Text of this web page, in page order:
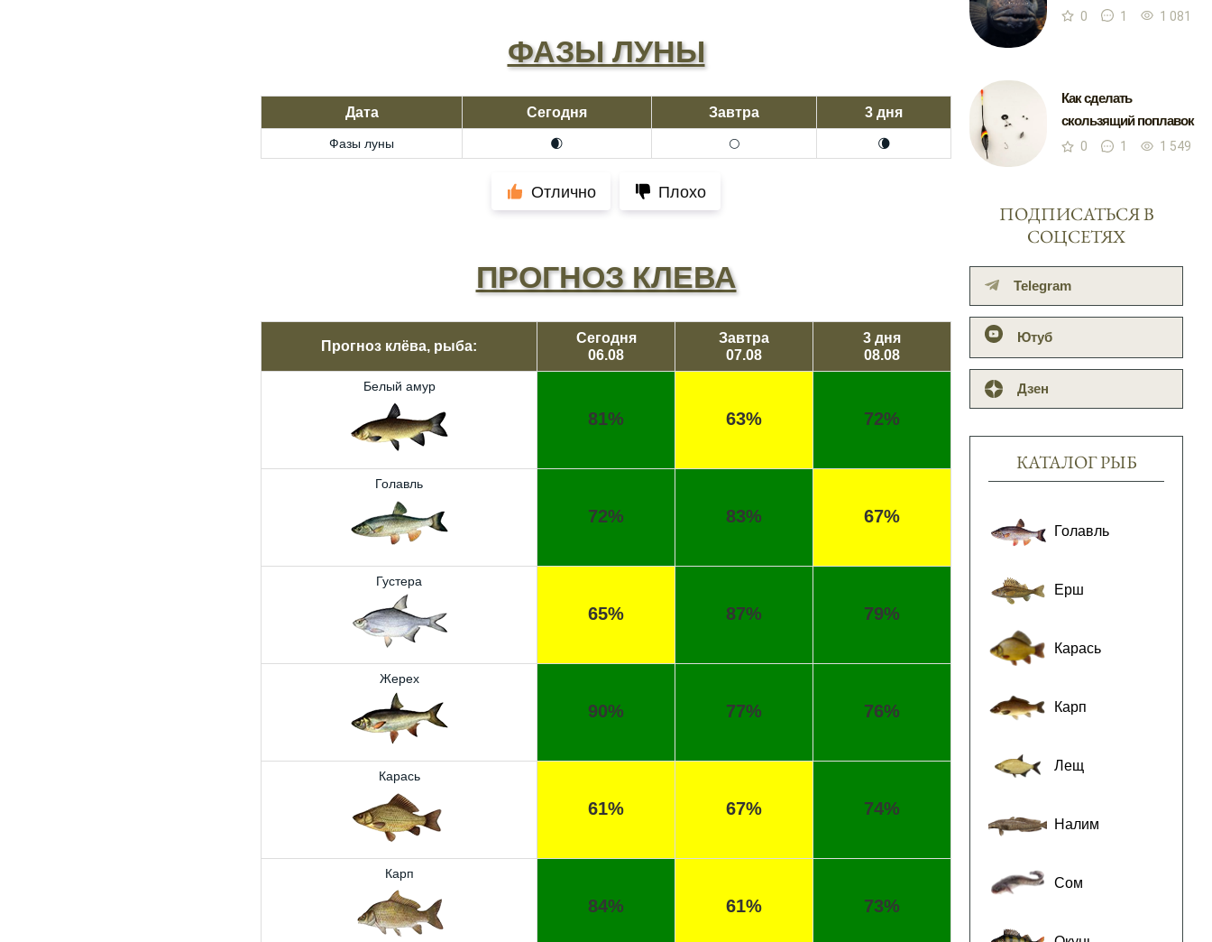
ФАЗЫ ЛУНЫ
Дата Сегодня Завтра 3 дня
Фазы луны 🌒 🌕 🌘
Отлично Плохо
ПРОГНОЗ КЛЕВА
Прогноз клёва, рыба:
Сегодня
06.08
Завтра
07.08
3 дня
08.08
Белый амур
81% 63% 72%
Голавль
72% 83% 67%
Густера
65% 87% 79%
Жерех
90% 77% 76%
Карась
61% 67% 74%
Карп
84% 61% 73%
0 1 1 081
Как сделать
скользящий поплавок
0 1 1 549
ПОДПИСАТЬСЯ В
СОЦСЕТЯХ
Telegram
Ютуб
Дзен
КАТАЛОГ РЫБ
Голавль
Ерш
Карась
Карп
Лещ
Налим
Сом